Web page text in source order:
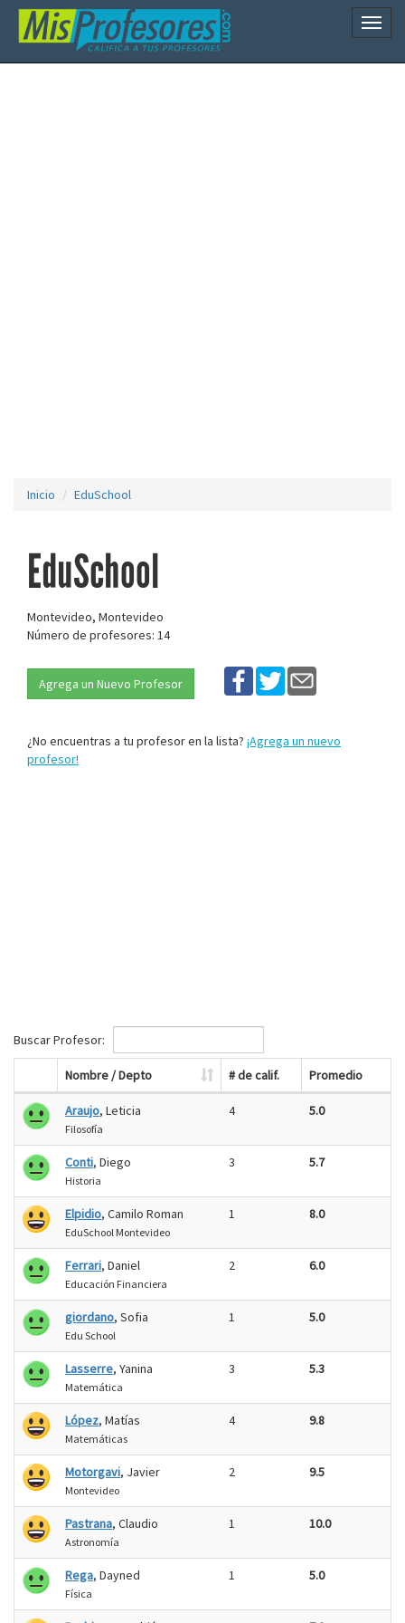
Inicio EduSchool
EduSchool
Montevideo, Montevideo
Número de profesores: 14
Agrega un Nuevo Profesor
¿No encuentras a tu profesor en la lista? ¡Agrega un nuevo
profesor!
Buscar Profesor:
Nombre / Depto # de calif. Promedio
Araujo, Leticia
Filosofía
4 5.0
Conti, Diego
Historia
3 5.7
Elpidio, Camilo Roman
EduSchool Montevideo
1 8.0
Ferrari, Daniel
Educación Financiera
2 6.0
giordano, Sofia
Edu School
1 5.0
Lasserre, Yanina
Matemática
3 5.3
López, Matías
Matemáticas
4 9.8
Motorgavi, Javier
Montevideo
2 9.5
Pastrana, Claudio
Astronomía
1 10.0
Rega, Dayned
Física
1 5.0